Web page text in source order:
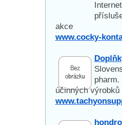
akce
www.cocky-
účinných